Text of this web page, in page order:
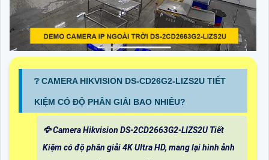
❔ CAMERA HIKVISION DS-CD26G2-LIZS2U TIẾT
KIỆM CÓ ĐỘ PHÂN GIẢI BAO NHIÊU?
🦅 Camera Hikvision DS-2CD2663G2-LIZS2U Tiết
Kiệm có độ phân giải 4K Ultra HD, mang lại hình ảnh